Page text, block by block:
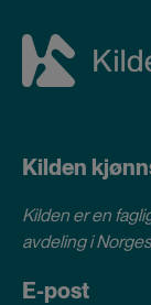
Kilden
Kilden er en
avdeling i
E-post